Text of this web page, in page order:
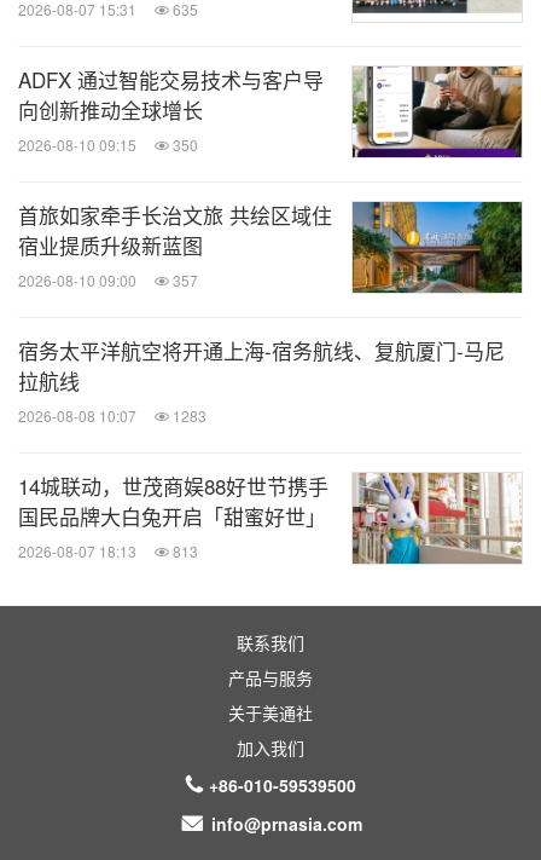
2026-08-07 15:31 635
ADFX 通过智能交易技术与客户导
向创新推动全球增长
2026-08-10 09:15 350
首旅如家牵手长治文旅 共绘区域住
宿业提质升级新蓝图
2026-08-10 09:00 357
宿务太平洋航空将开通上海-宿务航线、复航厦门-马尼
拉航线
2026-08-08 10:07 1283
14城联动，世茂商娱88好世节携手
国民品牌大白兔开启「甜蜜好世」
2026-08-07 18:13 813
联系我们
产品与服务
关于美通社
加入我们
+86-010-59539500
info@prnasia.com